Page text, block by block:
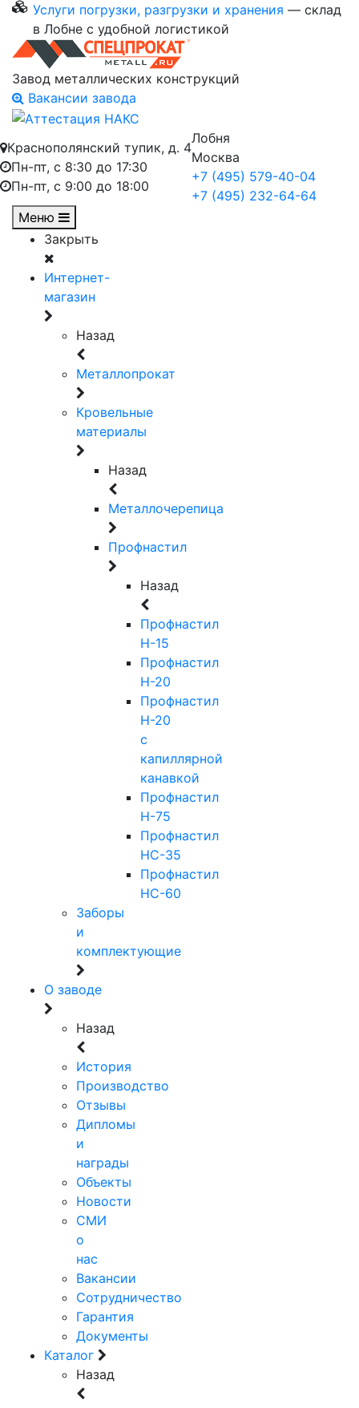
Услуги погрузки, разгрузки и хранения — склад
в Лобне с удобной логистикой
Завод металлических конструкций
Вакансии завода
Краснополянский тупик, д. 4
Пн-пт, с 8:30 до 17:30
Пн-пт, с 9:00 до 18:00
Лобня
Москва
+7 (495) 579-40-04
+7 (495) 232-64-64
Меню
Закрыть
Интернет-
магазин
Назад
Металлопрокат
Кровельные
материалы
Назад
Металлочерепица
Профнастил
Назад
Профнастил
Н-15
Профнастил
Н-20
Профнастил
Н-20
с
капиллярной
канавкой
Профнастил
Н-75
Профнастил
НС-35
Профнастил
НС-60
Заборы
и
комплектующие
О заводе
Назад
История
Производство
Отзывы
Дипломы
и
награды
Объекты
Новости
СМИ
о
нас
Вакансии
Сотрудничество
Гарантия
Документы
Каталог
Назад